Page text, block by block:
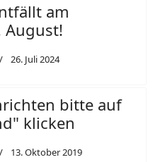
am
August!
26. Juli 2024
bitte auf
klicken
13. Oktober 2019